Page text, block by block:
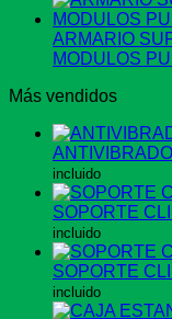
ARMARIO
MODULOS
Más vendidos
incluido
SOPORTE
incluido
SOPORTE
incluido